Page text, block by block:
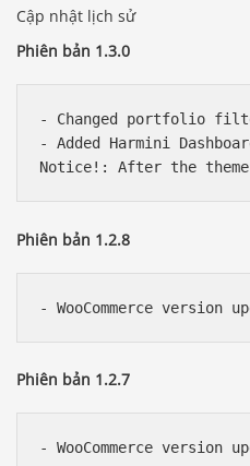
Cập nhật lịch sử
Phiên bản 1.3.0
- Changed portfolio
- Added Harmini
Phiên bản 1.2.8
Phiên bản 1.2.7